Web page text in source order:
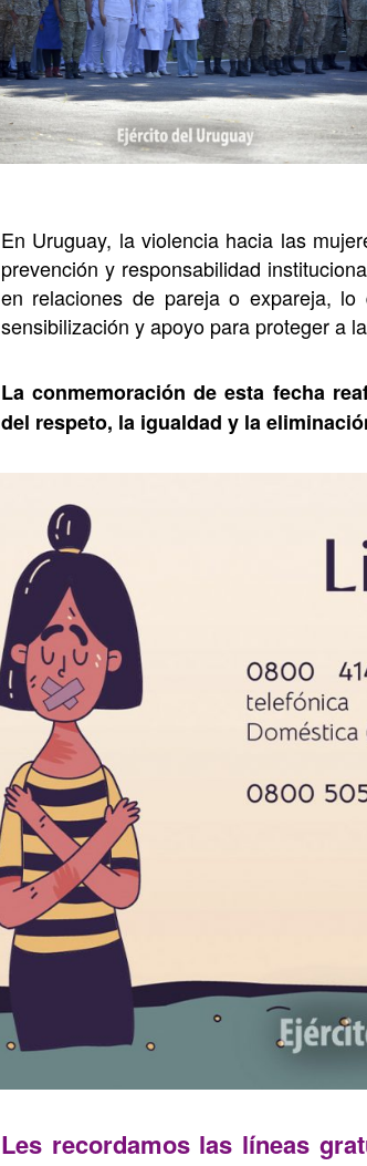
En Uruguay, la violencia hacia las
prevención y responsabilidad
en relaciones de pareja o expareja,
sensibilización y apoyo para proteger a
La conmemoración de esta fecha
del respeto, la igualdad y la
Les recordamos las líneas